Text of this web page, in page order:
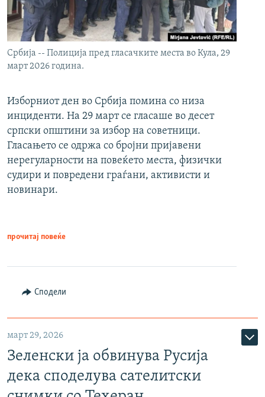
Србија -- Полиција пред гласачките места во Кула, 29
март 2026 година.
Изборниот ден во Србија помина со низа
инциденти. На 29 март се гласаше во десет
српски општини за избор на советници.
Гласањето се одржа со бројни пријавени
нерегуларности на повеќето места, физички
судири и повредени граѓани, активисти и
новинари.
прочитај повеќе
Сподели
март 29, 2026
Зеленски ја обвинува Русија
дека споделува сателитски